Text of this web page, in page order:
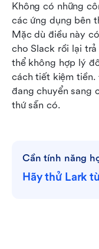
Không có những
các ứng dụng bên
Mặc dù điều này
cho Slack rồi lại
thể không hợp lý
cách tiết kiệm tiền.
đang chuyển sang
thứ sẵn có.
Cần tính năng
Hãy thử Lark